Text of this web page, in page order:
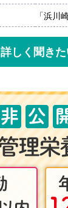
「浜川
詳しく聞き